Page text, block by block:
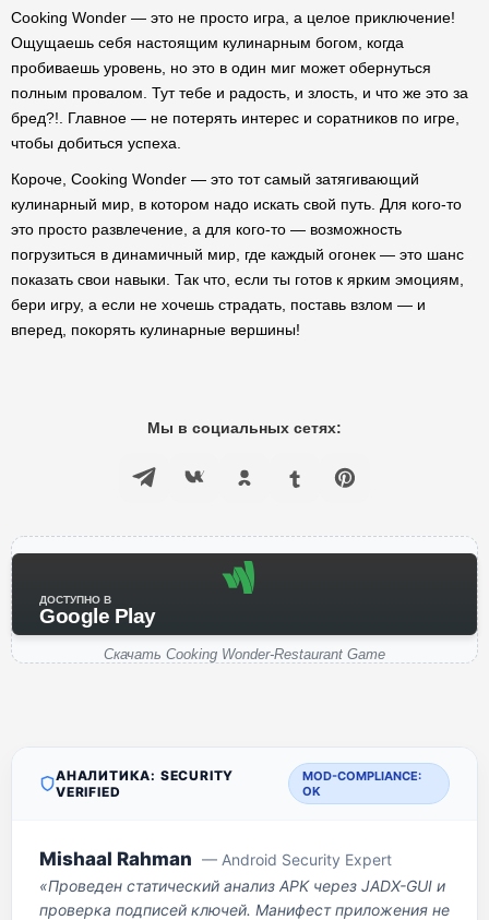
Cooking Wonder — это не просто игра, а целое приключение!
Ощущаешь себя настоящим кулинарным богом, когда
пробиваешь уровень, но это в один миг может обернуться
полным провалом. Тут тебе и радость, и злость, и что же это за
бред?!. Главное — не потерять интерес и соратников по игре,
чтобы добиться успеха.
Короче, Cooking Wonder — это тот самый затягивающий
кулинарный мир, в котором надо искать свой путь. Для кого-то
это просто развлечение, а для кого-то — возможность
погрузиться в динамичный мир, где каждый огонек — это шанс
показать свои навыки. Так что, если ты готов к ярким эмоциям,
бери игру, а если не хочешь страдать, поставь взлом — и
вперед, покорять кулинарные вершины!
Мы в социальных сетях:
ДОСТУПНО В
Google Play
Скачать Cooking Wonder-Restaurant Game
АНАЛИТИКА: SECURITY
VERIFIED
MOD-COMPLIANCE:
OK
Mishaal Rahman — Android Security Expert
«Проведен статический анализ APK через JADX-GUI и
проверка подписей ключей. Манифест приложения не